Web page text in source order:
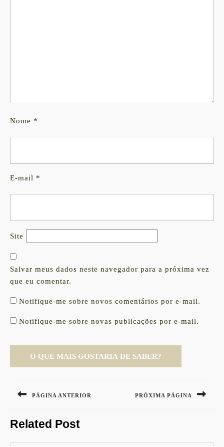
Nome *
E-mail *
Site
Salvar meus dados neste navegador para a próxima vez
que eu comentar.
Notifique-me sobre novos comentários por e-mail.
Notifique-me sobre novas publicações por e-mail.
de
PÁGINA ANTERIOR
post:
PRÓXIMA PÁGINA
Related Post